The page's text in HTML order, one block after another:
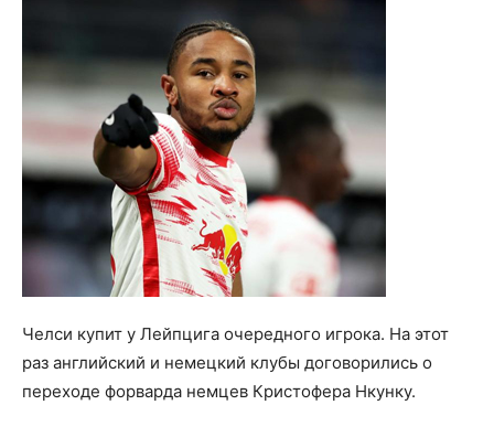
Челси купит у Лейпцига очередного игрока. На этот
раз английский и немецкий клубы договорились о
переходе форварда немцев Кристофера Нкунку.